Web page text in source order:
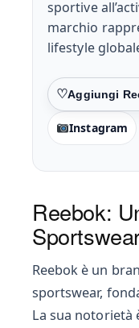
sportive
marchio
lifestyle
Preferiti
Instagram
Reebok:
Reebok è un
sportswear,
La sua notorietà